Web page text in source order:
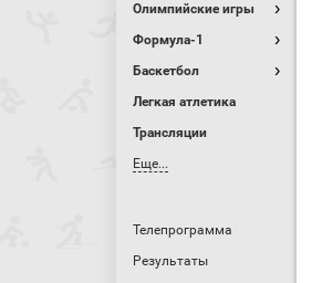
Олимпийские игры
Формула-1
Баскетбол
Легкая атлетика
Трансляции
Еще...
Телепрограмма
Результаты